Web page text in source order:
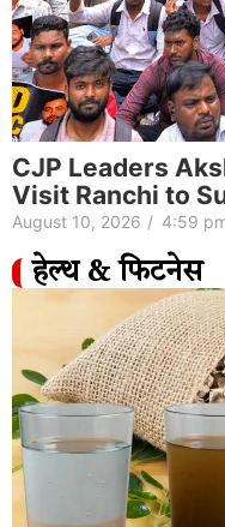
CJP Leaders
Visit Ranchi to
August 10, 2026 / 4:59
हेल्थ & फिटनेस